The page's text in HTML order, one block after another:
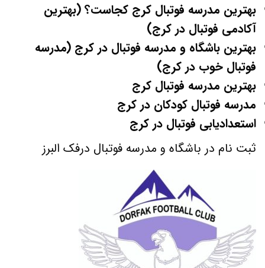
بهترین مدرسه فوتبال کرج کجاست؟ (بهترین
آکادمی فوتبال در کرج)
بهترین باشگاه و مدرسه فوتبال در کرج (مدرسه
فوتبال خوب در کرج)
بهترین مدرسه فوتبال کرج
مدرسه فوتبال کودکان در کرج
استعدادیابی فوتبال در کرج
ثبت نام در باشگاه و مدرسه فوتبال درفک البرز